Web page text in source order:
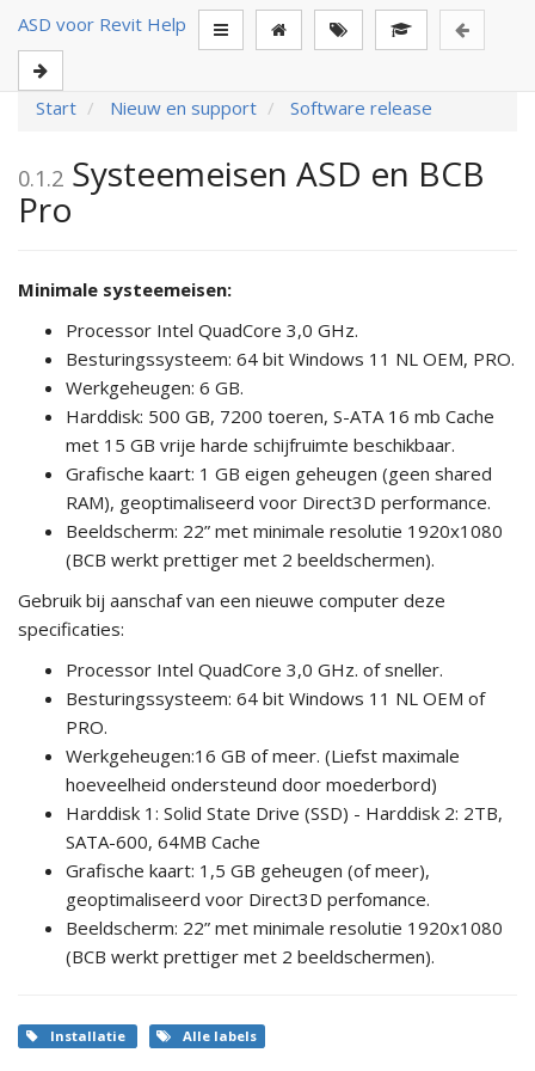
ASD voor Revit Help
Start Nieuw en support Software release
0.1.2 Systeemeisen ASD en BCB
Pro
Minimale systeemeisen:
Processor Intel QuadCore 3,0 GHz.
Besturingssysteem: 64 bit Windows 11 NL OEM, PRO.
Werkgeheugen: 6 GB.
Harddisk: 500 GB, 7200 toeren, S-ATA 16 mb Cache
met 15 GB vrije harde schijfruimte beschikbaar.
Grafische kaart: 1 GB eigen geheugen (geen shared
RAM), geoptimaliseerd voor Direct3D performance.
Beeldscherm: 22” met minimale resolutie 1920x1080
(BCB werkt prettiger met 2 beeldschermen).
Gebruik bij aanschaf van een nieuwe computer deze
specificaties:
Processor Intel QuadCore 3,0 GHz. of sneller.
Besturingssysteem: 64 bit Windows 11 NL OEM of
PRO.
Werkgeheugen:16 GB of meer. (Liefst maximale
hoeveelheid ondersteund door moederbord)
Harddisk 1: Solid State Drive (SSD) - Harddisk 2: 2TB,
SATA-600, 64MB Cache
Grafische kaart: 1,5 GB geheugen (of meer),
geoptimaliseerd voor Direct3D perfomance.
Beeldscherm: 22” met minimale resolutie 1920x1080
(BCB werkt prettiger met 2 beeldschermen).
Installatie Alle labels